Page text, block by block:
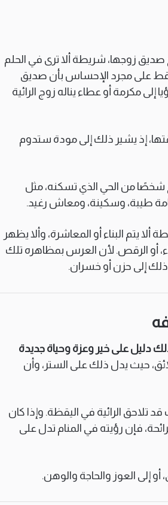
صديق زوجها، شريطة ألا ترى في الحلم
فقط على مجرد الإحساس بأن صديق
مكرمة أو عطاء يناله زوج الرائية
إذ يشير ذلك إلى مودة ستدوم
شخصًا من الحي الذي تسكنه، مثل
طيبة، وسكينة، ومعاش رغيد.
يتم البناء أو المعاشرة، وألا يظهر
أو الرقص. لأن العرس بمظاهره تلك
ذلك إلى حزن أو خسران.
دليل على خير وعزة وحياة جديدة
حيث يدل ذلك على الستر، وأن
تلاحق الرائية في اليقظة. وإذا كان
فإن رؤيته في المنام تدل على
أو إلى العوز والحاجة والوهن.